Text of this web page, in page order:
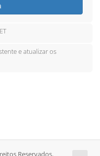
e atualizar os
Reservados.